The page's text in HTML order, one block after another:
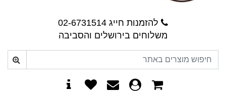
להזמנות חייג 02-6731514
משלוחים בירושלים והסביבה